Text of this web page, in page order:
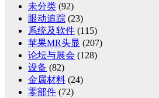
未分类 (92)
眼动追踪 (23)
系统及软件 (115)
苹果MR头显 (207)
论坛与展会 (128)
设备 (82)
金属材料 (24)
零部件 (72)